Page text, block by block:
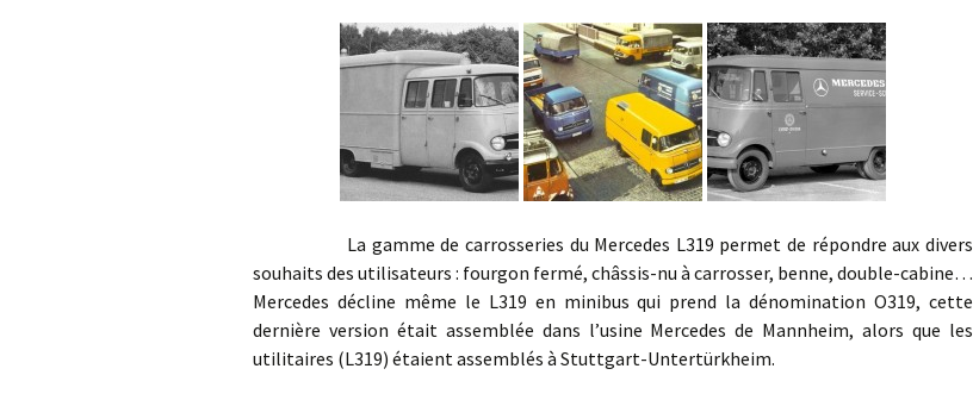
La gamme de carrosseries du Mercedes L319 permet de répondre aux divers
souhaits des utilisateurs : fourgon fermé, châssis-nu à carrosser, benne, double-cabine…
Mercedes décline même le L319 en minibus qui prend la dénomination O319, cette
dernière version était assemblée dans l’usine Mercedes de Mannheim, alors que les
utilitaires (L319) étaient assemblés à Stuttgart-Untertürkheim.